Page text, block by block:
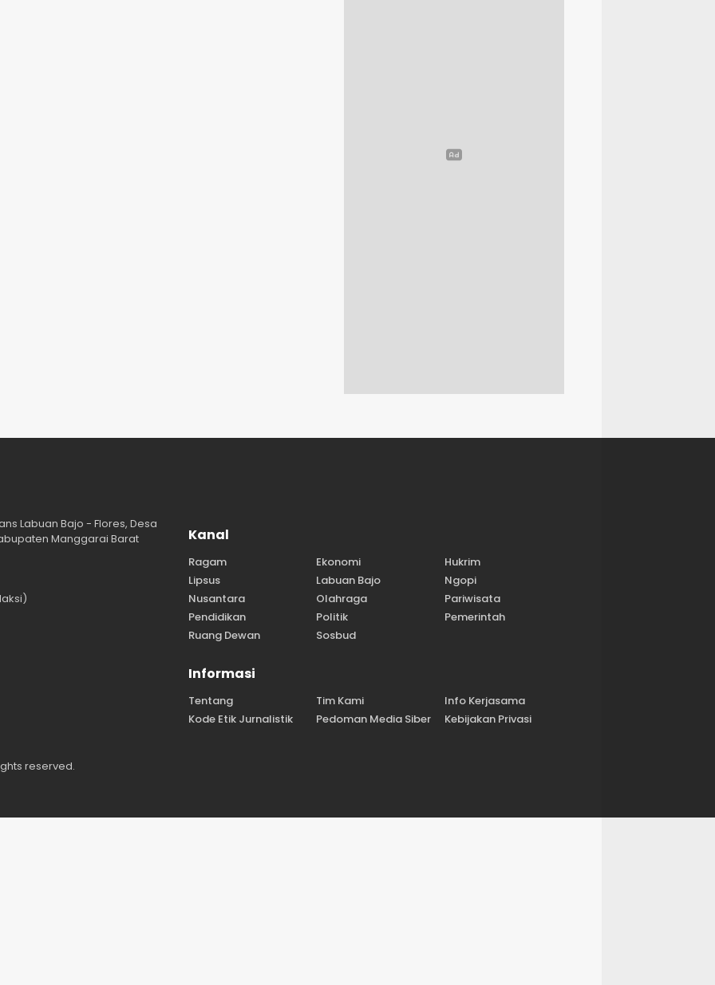
Labuan Bajo - Flores, Desa
Manggarai Barat
Kanal
Ragam Ekonomi
Hukrim
Lipsus
Labuan Bajo
Ngopi
Nusantara
Olahraga
Pariwisata
Pendidikan
Politik
Pemerintah
Ruang Dewan
Sosbud
Informasi
Tentang Tim Kami
Info Kerjasama
Kode Etik Jurnalistik
Pedoman Media Siber Kebijakan Privasi
reserved.